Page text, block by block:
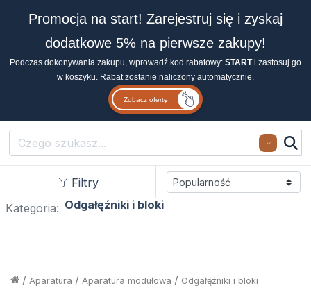
Promocja na start! Zarejestruj się i zyskaj
dodatkowe 5% na pierwsze zakupy!
Podczas dokonywania zakupu, wprowadź kod rabatowy: STARTi zastosuj go
w koszyku. Rabat zostanie naliczony automatycznie.
Zobacz ofertę
Search
Filtry
Kategoria: Odgałęźniki i bloki
Odgałęźniki i bloki
/
Aparatura modułowa
/
Aparatura
/